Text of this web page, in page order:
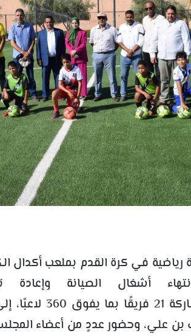
رياضية في كرة القدم بملعب أكدال
أشغال الصيانة
وقد عرفت هذه
وحضور عددٍ من أعضاء المجلس